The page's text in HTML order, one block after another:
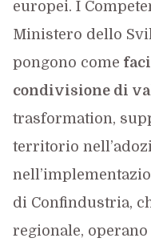
europei. I
Ministero dello
pongono come
condivisione di
trasformation,
territorio
di Confindustria,
regionale, operano